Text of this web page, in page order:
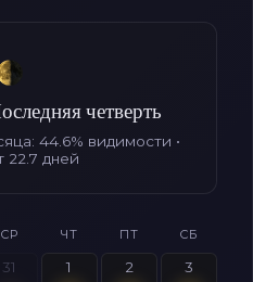
четверть
44.6% видимости •
22.7 дней
СР ЧТ ПТ СБ
31 1 2 3